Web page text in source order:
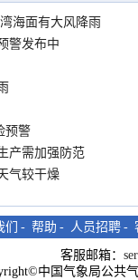
海面有大风降雨
警发布中
预警
产需加强防范
气较干燥
- 帮助 - 人员招聘 -
客服邮箱：
中国气象局公共